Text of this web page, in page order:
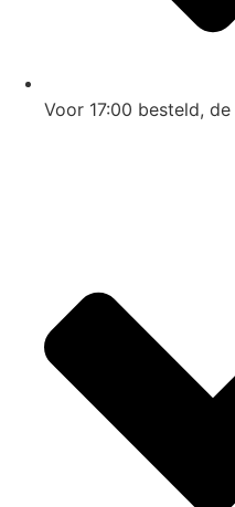
Voor 17:00 besteld, de